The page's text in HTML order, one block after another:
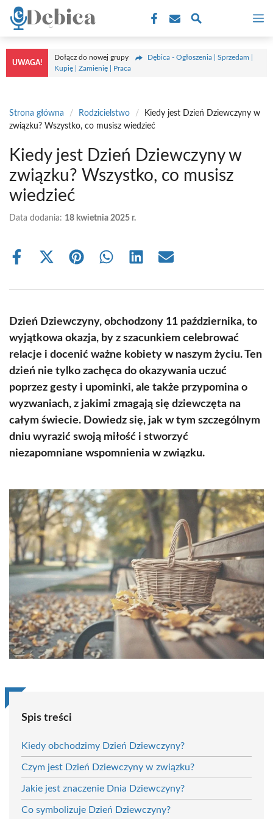
Przejdź
treści
UWAGA!
Dołącz do nowej grupy
Dębica - Ogłoszenia | Sprzedam |
Kupię | Zamienię | Praca
Strona główna / Rodzicielstwo /
Kiedy jest Dzień Dziewczyny w
związku? Wszystko, co musisz wiedzieć
Kiedy jest Dzień Dziewczyny w
związku? Wszystko, co musisz
wiedzieć
Data dodania: 18 kwietnia 2025 r.
Share
Share
(Twitter)
Share Share Share Share
Dzień Dziewczyny, obchodzony 11 października, to
wyjątkowa okazja, by z szacunkiem celebrować
relacje i docenić ważne kobiety w naszym życiu. Ten
dzień nie tylko zachęca do okazywania uczuć
poprzez gesty i upominki, ale także przypomina o
wyzwaniach, z jakimi zmagają się dziewczęta na
całym świecie. Dowiedz się, jak w tym szczególnym
dniu wyrazić swoją miłość i stworzyć
niezapomniane wspomnienia w związku.
Spis treści
Kiedy obchodzimy Dzień Dziewczyny?
Czym jest Dzień Dziewczyny w związku?
Jakie jest znaczenie Dnia Dziewczyny?
Co symbolizuje Dzień Dziewczyny?